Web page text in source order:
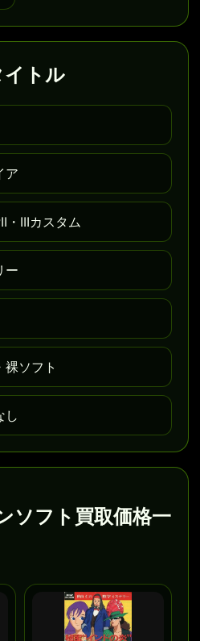
イトル
ア
・IIIカスタム
ー
ソフト
し
ソフト買取価格一